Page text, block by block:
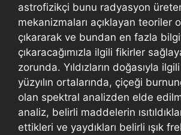
astrofizikçi bunu radyasyon
mekanizmaları açıklayan teoriler
çıkararak ve bundan en fazla
çıkaracağımızla ilgili fikirler
zorunda. Yıldızların doğasıyla
yüzyılın ortalarında, çiçeği
olan spektral analizden elde
analiz, belirli maddelerin
ettikleri ve yaydıkları belirli ışık